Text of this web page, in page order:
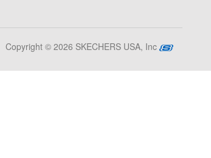
Copyright © 2026 SKECHERS USA, Inc